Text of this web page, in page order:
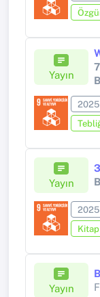
Yayın
2025
Yayın
2025
Yayın